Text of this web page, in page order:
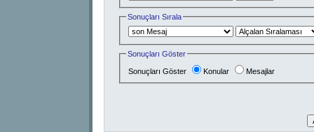
Sonuçları Sırala
Sonuçları Göster
Sonuçları Göster Konular Mesajlar